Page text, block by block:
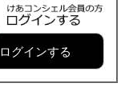
ログインする